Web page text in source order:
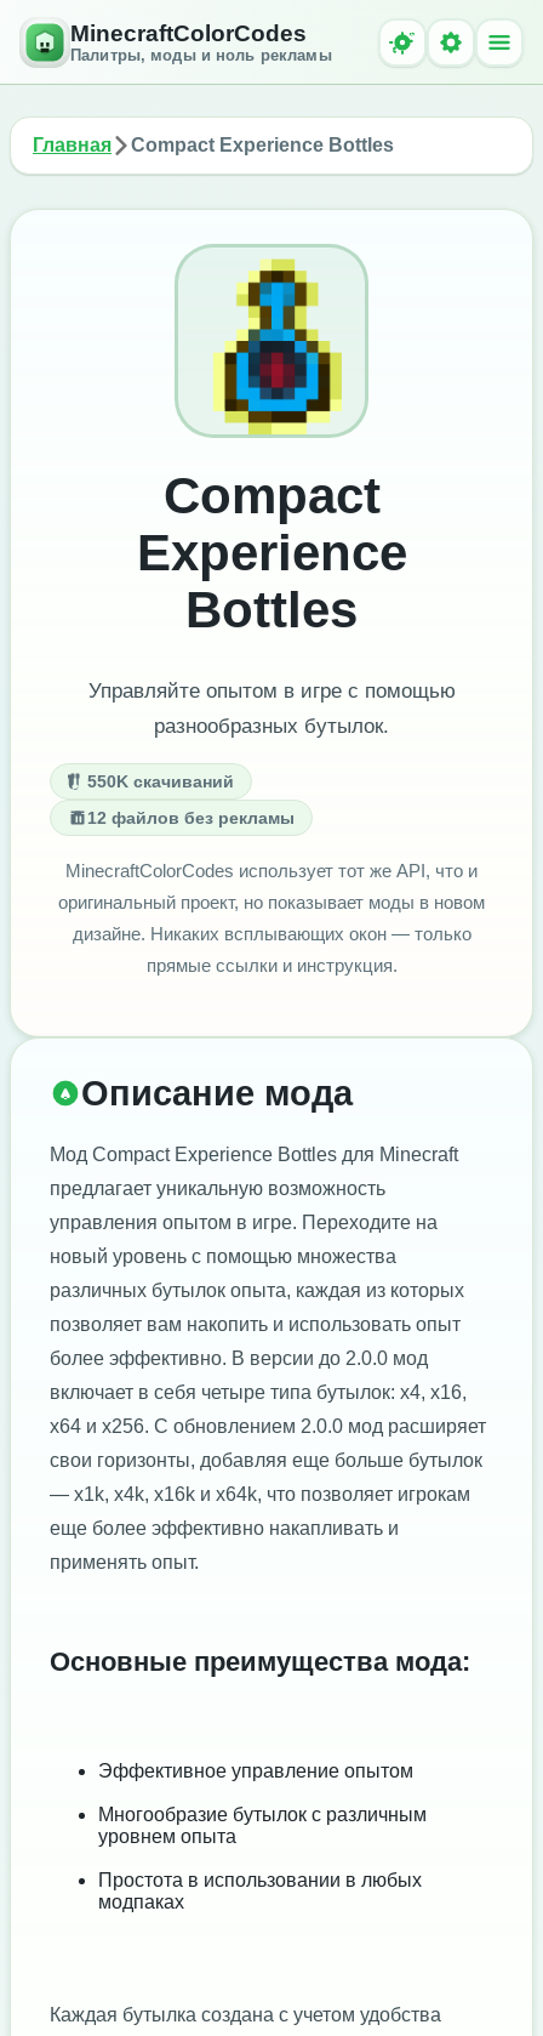
MinecraftColorCodes
Палитры, моды и ноль рекламы
Главная Compact Experience Bottles
Compact
Experience
Bottles
Управляйте опытом в игре с помощью
разнообразных бутылок.
550K скачиваний
12 файлов без рекламы
MinecraftColorCodes использует тот же API, что и
оригинальный проект, но показывает моды в новом
дизайне. Никаких всплывающих окон — только
прямые ссылки и инструкция.
Описание мода
Мод Compact Experience Bottles для Minecraft
предлагает уникальную возможность
управления опытом в игре. Переходите на
новый уровень с помощью множества
различных бутылок опыта, каждая из которых
позволяет вам накопить и использовать опыт
более эффективно. В версии до 2.0.0 мод
включает в себя четыре типа бутылок: x4, x16,
x64 и x256. С обновлением 2.0.0 мод расширяет
свои горизонты, добавляя еще больше бутылок
— x1k, x4k, x16k и x64k, что позволяет игрокам
еще более эффективно накапливать и
применять опыт.
Основные преимущества мода:
Эффективное управление опытом
Многообразие бутылок с различным
уровнем опыта
Простота в использовании в любых
модпаках
Каждая бутылка создана с учетом удобства